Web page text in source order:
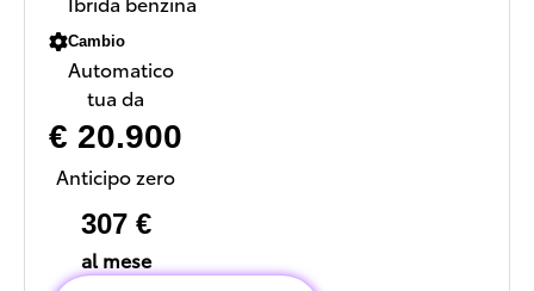
Cambio
Automatico
tua da
€ 20.900
Anticipo zero
307 €
al mese